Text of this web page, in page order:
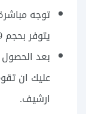
توجه
يتوفر بحجم 1.9 جيجا.
عليك ان
ارشيف.